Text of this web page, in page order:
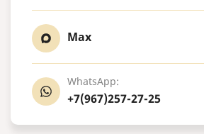
Max
WhatsApp:
+7(967)257-27-25